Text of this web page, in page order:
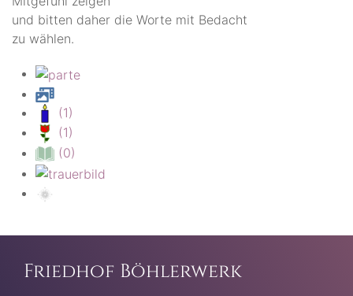
und bitten daher die Worte mit Bedacht
zu wählen.
(1)
(1)
(0)
Friedhof Böhlerwerk